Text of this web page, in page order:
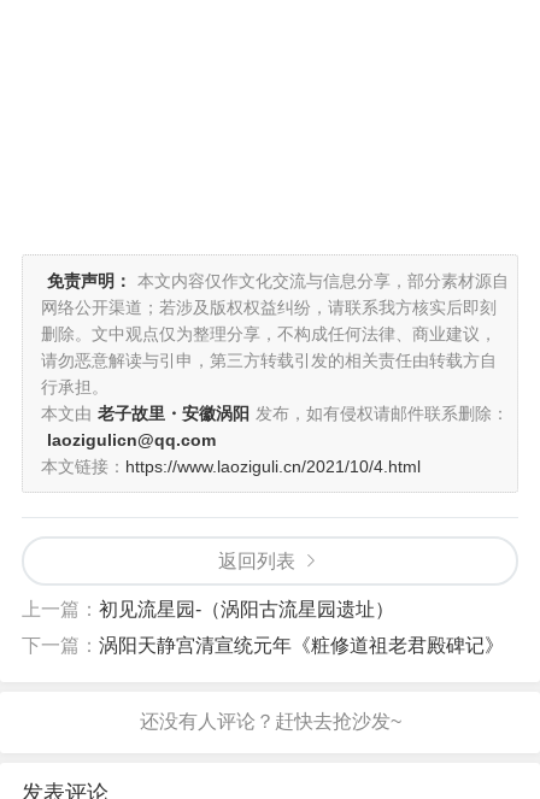
免责声明：
本文内容仅作文化交流与信息分享，部分素材源自
网络公开渠道；若涉及版权权益纠纷，请联系我方核实后即刻
删除。文中观点仅为整理分享，不构成任何法律、商业建议，
请勿恶意解读与引申，第三方转载引发的相关责任由转载方自
行承担。
本文由 老子故里・安徽涡阳 发布，如有侵权请邮件联系删除：
laozigulicn@qq.com
本文链接： https://www.laoziguli.cn/2021/10/4.html
返回列表
上一篇： 初见流星园-（涡阳古流星园遗址）
下一篇： 涡阳天静宫清宣统元年《粧修道祖老君殿碑记》
发表评论